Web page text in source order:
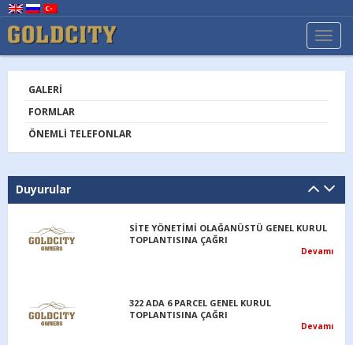
GALERI
FORMLAR
ÖNEMLI TELEFONLAR
Duyurular
SİTE YÖNETİMİ OLAĞANÜSTÜ GENEL KURUL
TOPLANTISINA ÇAĞRI
Devamı
322 ADA 6 PARCEL GENEL KURUL
TOPLANTISINA ÇAĞRI
Devamı